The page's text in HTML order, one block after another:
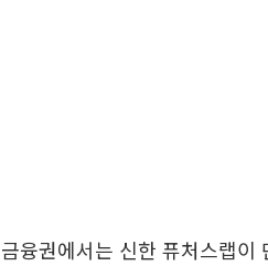
금융권에서는 신한 퓨처스랩이